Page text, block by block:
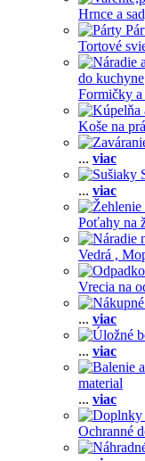
Hrnce a
Tortové
do kuchyne
Formičky
Koše na
... viac
... viac
Poťahy na
Vedrá ,
Vrecia na
... viac
... viac
material
... viac
Ochranné